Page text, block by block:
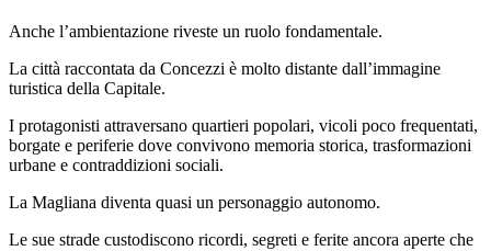
Anche l’ambientazione riveste un ruolo fondamentale.
La città raccontata da Concezzi è molto distante dall’immagine
turistica della Capitale.
I protagonisti attraversano quartieri popolari, vicoli poco frequentati,
borgate e periferie dove convivono memoria storica, trasformazioni
urbane e contraddizioni sociali.
La Magliana diventa quasi un personaggio autonomo.
Le sue strade custodiscono ricordi, segreti e ferite ancora aperte che